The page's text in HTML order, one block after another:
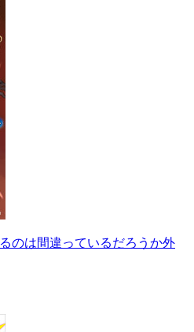
のは間違っているだろうか外